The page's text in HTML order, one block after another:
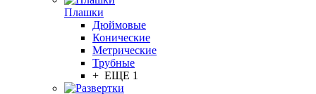
Плашки
Дюймовые
Конические
Метрические
Трубные
+ ЕЩЕ 1